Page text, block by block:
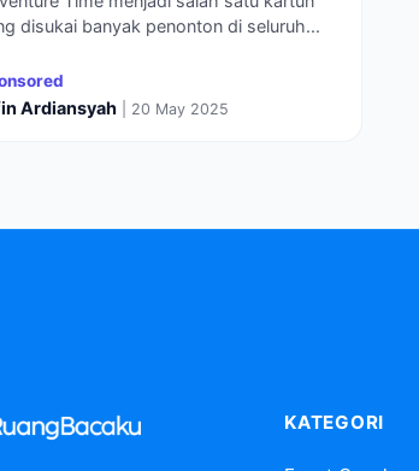
disukai banyak penonton di seluruh...
Ardiansyah | 20 May 2025
KATEGORI